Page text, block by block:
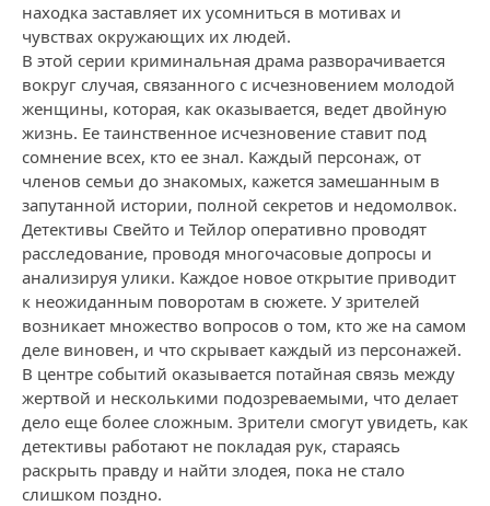
находка заставляет их усомниться в мотивах и
чувствах окружающих их людей.
В этой серии криминальная драма разворачивается
вокруг случая, связанного с исчезновением молодой
женщины, которая, как оказывается, ведет двойную
жизнь. Ее таинственное исчезновение ставит под
сомнение всех, кто ее знал. Каждый персонаж, от
членов семьи до знакомых, кажется замешанным в
запутанной истории, полной секретов и недомолвок.
Детективы Свейто и Тейлор оперативно проводят
расследование, проводя многочасовые допросы и
анализируя улики. Каждое новое открытие приводит
к неожиданным поворотам в сюжете. У зрителей
возникает множество вопросов о том, кто же на самом
деле виновен, и что скрывает каждый из персонажей.
В центре событий оказывается потайная связь между
жертвой и несколькими подозреваемыми, что делает
дело еще более сложным. Зрители смогут увидеть, как
детективы работают не покладая рук, стараясь
раскрыть правду и найти злодея, пока не стало
слишком поздно.